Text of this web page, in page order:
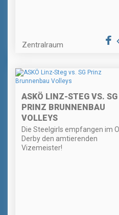
Zentralraum
ASKÖ LINZ-STEG VS. SG
PRINZ BRUNNENBAU
VOLLEYS
Die Steelgirls empfangen im
Derby den amtierenden
Vizemeister!